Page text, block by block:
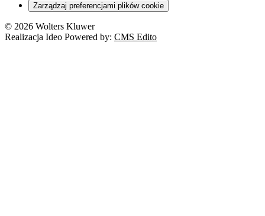
Zarządzaj preferencjami plików cookie
© 2026 Wolters Kluwer
Realizacja Ideo Powered by: CMS Edito